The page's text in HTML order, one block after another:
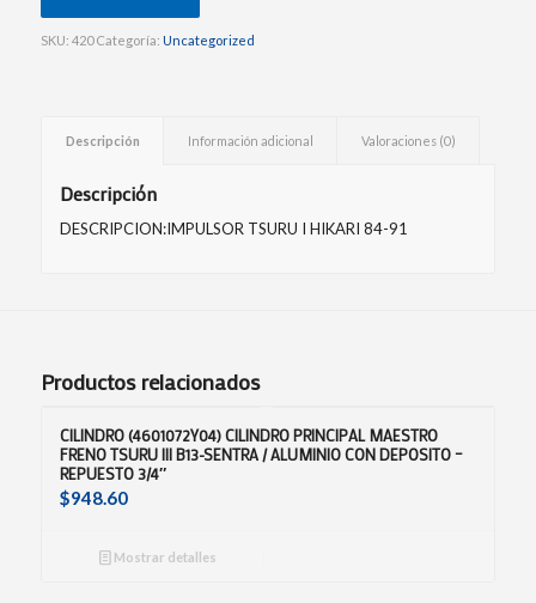
SKU: 420 Categoría: Uncategorized
Descripción Información adicional Valoraciones (0)
Descripción
DESCRIPCION:IMPULSOR TSURU I HIKARI 84-91
Productos relacionados
CILINDRO (4601072Y04) CILINDRO PRINCIPAL MAESTRO
FRENO TSURU III B13-SENTRA / ALUMINIO CON DEPOSITO –
REPUESTO 3/4″
$948.60
Mostrar detalles